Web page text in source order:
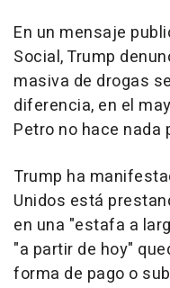
En un mensaje
Social, Trump
masiva de drogas
diferencia, en el
Petro no hace nada
Trump ha
Unidos está
en una "estafa a
"a partir de hoy"
forma de pago o